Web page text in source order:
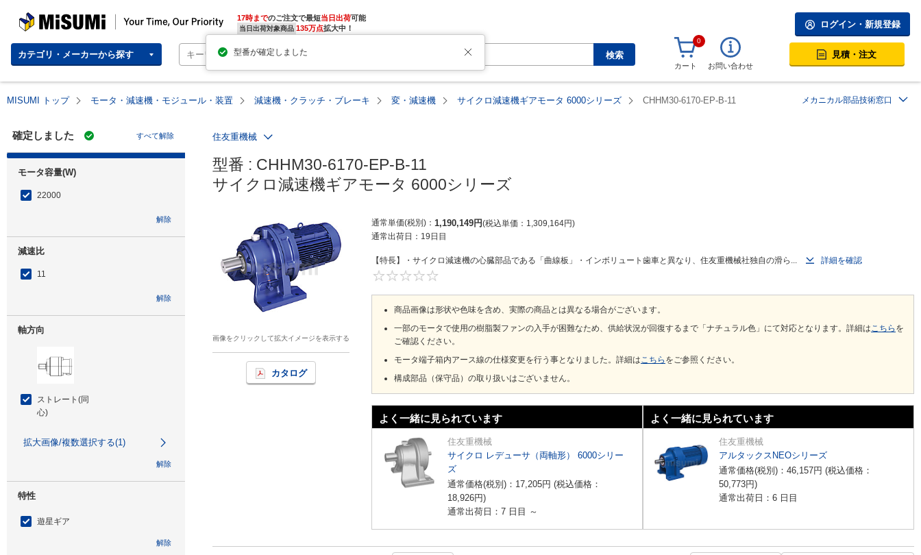
MISUMI | Your Time, Our Priority 17時までのご注文で最短当日出荷
当日出荷対象商品 135万点拡大中！
カテゴリ・メーカーから探す 検索
ログイン・新規登録
0
カート お問い合わせ
見積・注文
MISUMI トップ モータ・減速機・モジュール・装置 減速機・クラッチ・ブレーキ 変・減速機 サイクロ減速機ギアモータ 6000シリーズ CHHM30-6170-EP-B-11 メカニカル部品技術窓口
確定しました すべて解除
モータ容量(W)
22000
解除
減速比
11
解除
軸方向
ストレート(同
心)
拡大画像/複数選択する(1)
解除
特性
遊星ギア
解除
住友重機械
型番 : CHHM30-6170-EP-B-11
サイクロ減速機ギアモータ 6000シリーズ
画像をクリックして拡大イメージを表示する
カタログ
通常単価(税別) 1,190,149円 税込単価 1,309,164円
通常出荷日： 19日目
【特長】・サイクロ減速機の心臓部品である「曲線板」・インボリュート歯車と異なり、住友重機械社独自の滑ら...
詳細を確認
商品画像は形状や色味を含め、実際の商品とは異なる場合がございます。
一部のモータで使用の樹脂製ファンの入手が困難なため、供給状況が回復するまで「ナチュラル色」にて対応となります。詳細はこちら を
ご確認ください。
モータ端子箱内アース線の仕様変更を行う事となりました。詳細はこちら をご参照ください。
構成部品（保守品）の取り扱いはございません。
よく一緒に見られています
住友重機械
サイクロ レデューサ（両軸形） 6000シリー
ズ
通常価格(税別)： 17,205円 (税込価格：
18,926円)
通常出荷日：7 日目 ～
よく一緒に見られています
住友重機械
アルタックスNEOシリーズ
通常価格(税別)： 46,157円 (税込価格：
50,773円)
通常出荷日：6 日目